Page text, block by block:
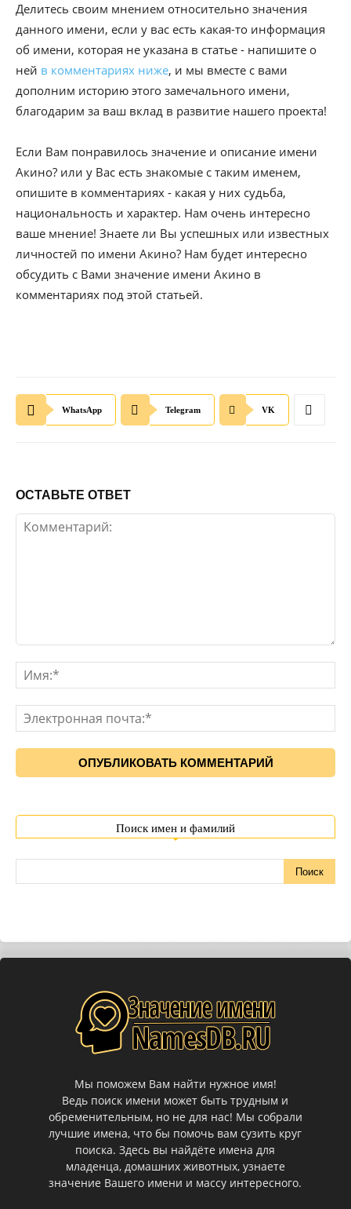
Делитесь своим мнением относительно значения
данного имени, если у вас есть какая-то информация
об имени, которая не указана в статье - напишите о
ней в комментариях ниже, и мы вместе с вами
дополним историю этого замечального имени,
благодарим за ваш вклад в развитие нашего проекта!
Если Вам понравилось значение и описание имени
Акино? или у Вас есть знакомые с таким именем,
опишите в комментариях - какая у них судьба,
национальность и характер. Нам очень интересно
ваше мнение! Знаете ли Вы успешных или известных
личностей по имени Акино? Нам будет интересно
обсудить с Вами значение имени Акино в
комментариях под этой статьей.
WhatsApp Telegram VK
ОСТАВЬТЕ ОТВЕТ
Поиск имен и фамилий
Мы поможем Вам найти нужное имя!
Ведь поиск имени может быть трудным и
обременительным, но не для нас! Мы собрали
лучшие имена, что бы помочь вам сузить круг
поиска. Здесь вы найдёте имена для
младенца, домашних животных, узнаете
значение Вашего имени и массу интересного.